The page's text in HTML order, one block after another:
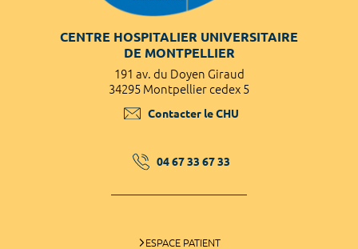
CENTRE HOSPITALIER UNIVERSITAIRE
DE MONTPELLIER
191 av. du Doyen Giraud
34295 Montpellier cedex 5
Contacter le CHU
04 67 33 67 33
ESPACE PATIENT